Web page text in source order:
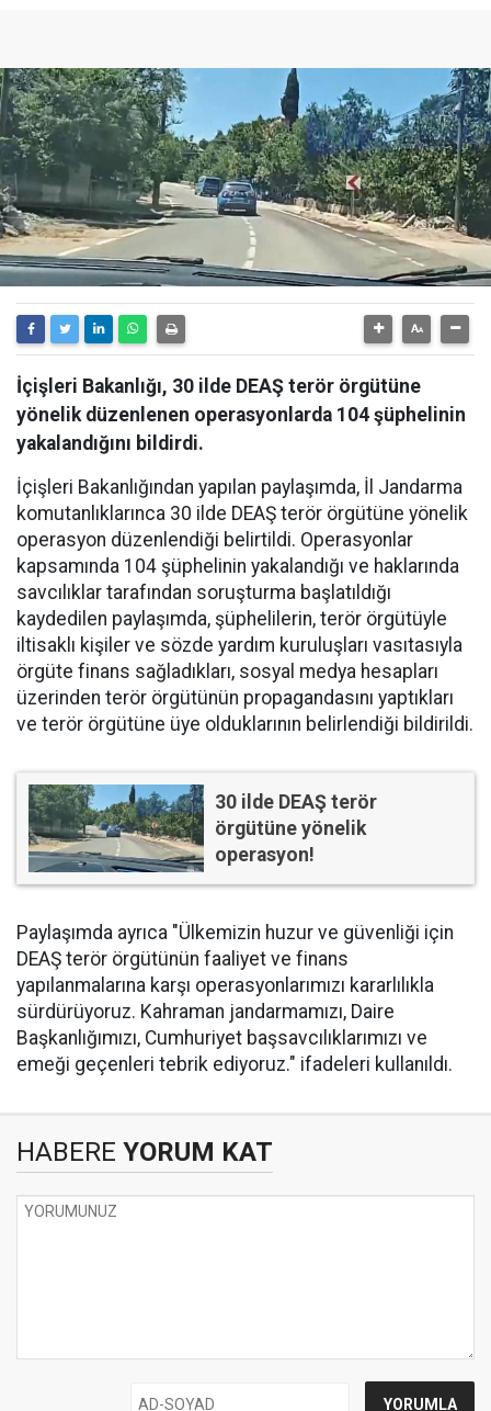
İçişleri Bakanlığı, 30 ilde DEAŞ terör örgütüne
yönelik düzenlenen operasyonlarda 104 şüphelinin
yakalandığını bildirdi.
İçişleri Bakanlığından yapılan paylaşımda, İl Jandarma
komutanlıklarınca 30 ilde DEAŞ terör örgütüne yönelik
operasyon düzenlendiği belirtildi. Operasyonlar
kapsamında 104 şüphelinin yakalandığı ve haklarında
savcılıklar tarafından soruşturma başlatıldığı
kaydedilen paylaşımda, şüphelilerin, terör örgütüyle
iltisaklı kişiler ve sözde yardım kuruluşları vasıtasıyla
örgüte finans sağladıkları, sosyal medya hesapları
üzerinden terör örgütünün propagandasını yaptıkları
ve terör örgütüne üye olduklarının belirlendiği bildirildi.
30 ilde DEAŞ terör
örgütüne yönelik
operasyon!
Paylaşımda ayrıca "Ülkemizin huzur ve güvenliği için
DEAŞ terör örgütünün faaliyet ve finans
yapılanmalarına karşı operasyonlarımızı kararlılıkla
sürdürüyoruz. Kahraman jandarmamızı, Daire
Başkanlığımızı, Cumhuriyet başsavcılıklarımızı ve
emeği geçenleri tebrik ediyoruz." ifadeleri kullanıldı.
HABERE YORUM KAT